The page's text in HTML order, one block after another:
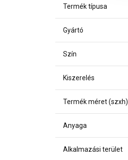
Termék típusa
Gyártó
Szín
Kiszerelés
Termék méret (szxh)
Anyaga
Alkalmazási terület